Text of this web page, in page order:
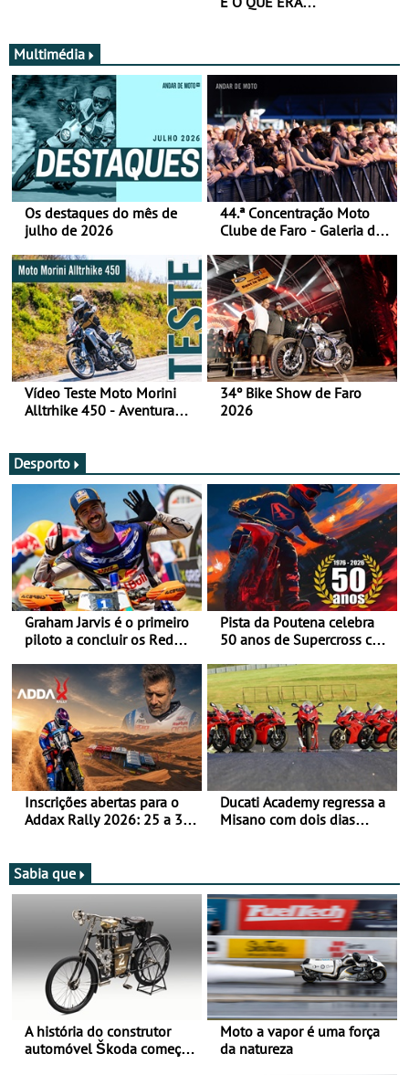
Multimédia
Os destaques do mês de
julho de 2026
44.ª Concentração Moto
Clube de Faro - Galeria de
Vídeo Teste Moto Morini
Alltrhike 450 - Aventura
34º Bike Show de Faro
2026
Desporto
Graham Jarvis é o primeiro
piloto a concluir os Red
moto elétrica
Pista da Poutena celebra
50 anos de Supercross com
de agosto
Inscrições abertas para o
Addax Rally 2026: 25 a 30
Bianchi Prata
Ducati Academy regressa a
Misano com dois dias
Circuit
Sabia que
A história do construtor
automóvel Škoda começou
Moto a vapor é uma força
da natureza